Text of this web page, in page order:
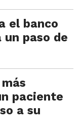
el banco
un paso de
paciente
a su